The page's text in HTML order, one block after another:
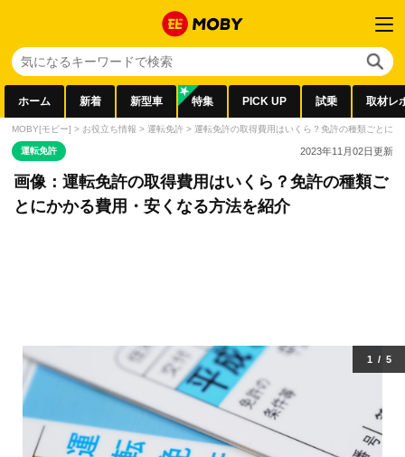
ホーム 新着 新型車 特集 PICK UP 試乗 取材レ
MOBY[モビー] > お役立ち情報 > 運転免許 > 運転免許の取得費用はいくら？免許の種類ごとに
運転免許 2023年11月02日更新
画像：運転免許の取得費用はいくら？免許の種類ご
とにかかる費用・安くなる方法を紹介
1 / 5